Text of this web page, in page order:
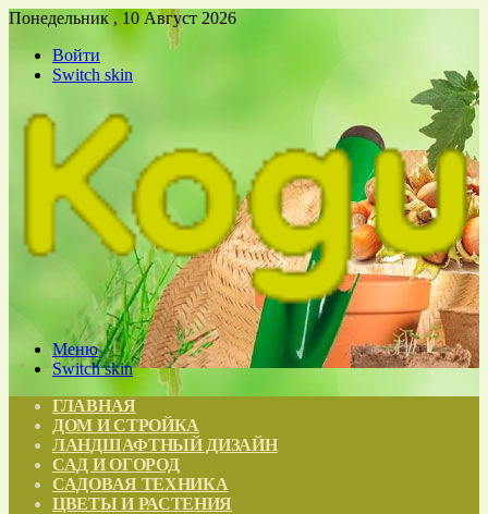
Понедельник , 10 Август 2026
Войти
Switch skin
Меню
Switch skin
ГЛАВНАЯ
ДОМ И СТРОЙКА
ЛАНДШАФТНЫЙ ДИЗАЙН
САД И ОГОРОД
САДОВАЯ ТЕХНИКА
ЦВЕТЫ И РАСТЕНИЯ